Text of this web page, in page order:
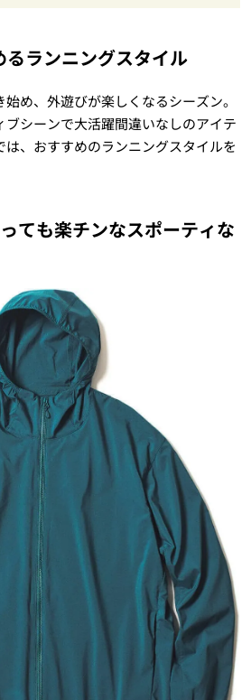
ランニングスタイル
め、外遊びが楽しくなるシーズン。
シーンで大活躍間違いなしのアイテ
、おすすめのランニングスタイルを
ても楽チンなスポーティな